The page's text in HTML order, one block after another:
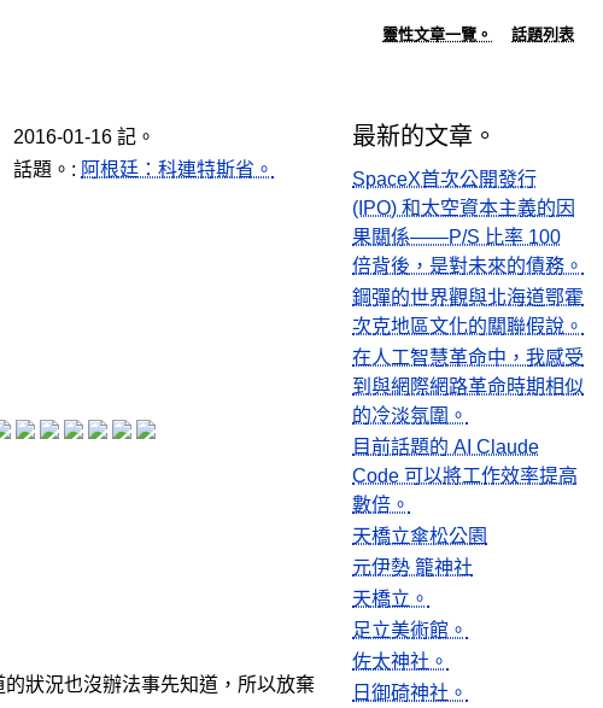
靈性文章一覽。 話題列表
2016-01-16 記。
話題。: 阿根廷：科連特斯省。
狀況也沒辦法事先知道，所以放棄
最新的文章。
SpaceX首次公開發行
(IPO) 和太空資本主義的因
果關係——P/S 比率 100
倍背後，是對未來的債務。
鋼彈的世界觀與北海道鄂霍
次克地區文化的關聯假說。
在人工智慧革命中，我感受
到與網際網路革命時期相似
的冷淡氛圍。
目前話題的 AI Claude
Code 可以將工作效率提高
數倍。
天橋立傘松公園
元伊勢 籠神社
天橋立。
足立美術館。
佐太神社。
日御碕神社。